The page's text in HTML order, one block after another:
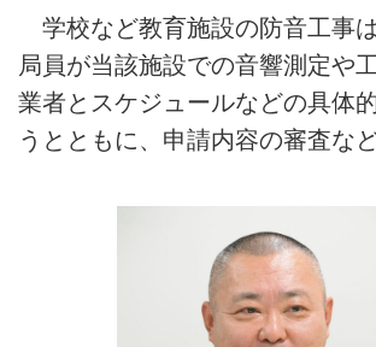
学校など教育施設の防音工事
局員が当該施設での音響測定や
業者とスケジュールなどの具体
うとともに、申請内容の審査な